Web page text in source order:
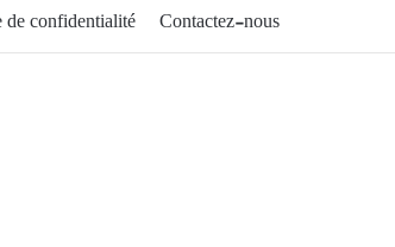
confidentialité Contactez-nous